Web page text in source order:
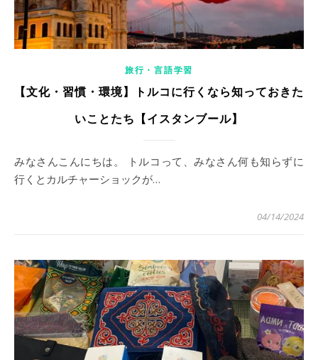
旅行・言語学習
【文化・習慣・環境】トルコに行くなら知っておきた
いことたち【イスタンブール】
みなさんこんにちは。 トルコって、みなさん何も知らずに
行くとカルチャーショックが…
04/14/2024